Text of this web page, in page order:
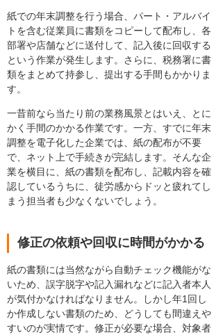
紙での年末調整を行う場合、パート・アルバイ
トを含む従業員に書類をコピーして配布し、各
部署や店舗などに送付して、記入後に回収する
という作業が発生します。さらに、税務署に書
類をまとめて持参し、提出する手間もかかりま
す。
一昔前なら当たり前の業務風景とはいえ、とに
かく手間のかかる作業です。一方、すでに年末
調整を電子化した企業では、紙の配布が不要
で、ネット上で手続きが完結します。そんな企
業を横目に、紙の書類を配布し、記載内容を確
認しているうちに、徒労感からドッと疲れてし
まう担当者も少なくないでしょう。
修正の依頼や回収に時間がかかる
紙の書類には当然ながら自動チェック機能がな
いため、誤字脱字や記入漏れなどに記入者本人
が気付かなければなりません。しかし年1回し
か作成しない書類のため、どうしても間違えや
すいのが実情です。修正が必要な場合、対象者